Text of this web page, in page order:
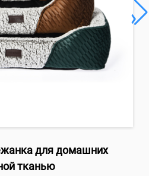
для домашних
тканью